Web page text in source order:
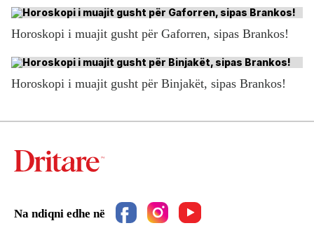
Horoskopi i muajit gusht për Gaforren, sipas Brankos!
Horoskopi i muajit gusht për Binjakët, sipas Brankos!